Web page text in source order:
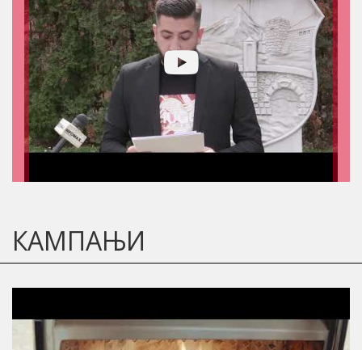
КАМПАЊИ